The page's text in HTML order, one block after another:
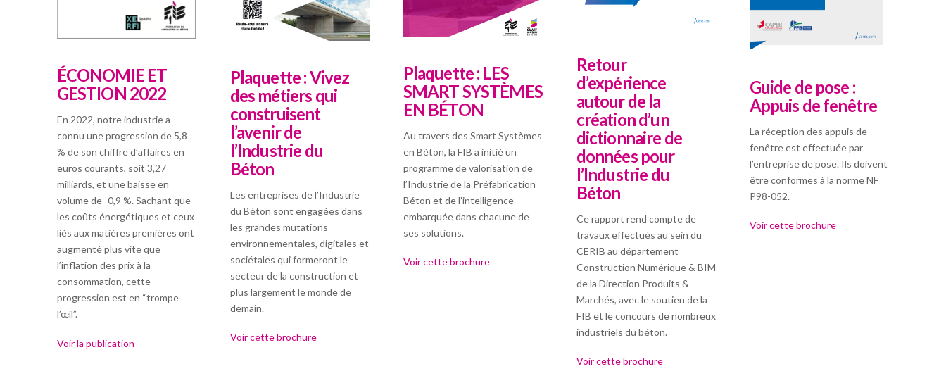
ÉCONOMIE ET
GESTION 2022
En 2022, notre industrie a
connu une progression de 5,8
% de son chiffre d’affaires en
euros courants, soit 3,27
milliards, et une baisse en
volume de -0,9 %. Sachant que
les coûts énergétiques et ceux
liés aux matières premières ont
augmenté plus vite que
l’inflation des prix à la
consommation, cette
progression est en “trompe
l’œil”.
Voir la publication
Plaquette : Vivez
des métiers qui
construisent
l’avenir de
l’Industrie du
Béton
Les entreprises de l’Industrie
du Béton sont engagées dans
les grandes mutations
environnementales, digitales et
sociétales qui formeront le
secteur de la construction et
plus largement le monde de
demain.
Voir cette brochure
Plaquette : LES
SMART SYSTÈMES
EN BÉTON
Au travers des Smart Systèmes
en Béton, la FIB a initié un
programme de valorisation de
l’Industrie de la Préfabrication
Béton et de l’intelligence
embarquée dans chacune de
ses solutions.
Voir cette brochure
Retour
d’expérience
autour de la
création d’un
dictionnaire de
données pour
l’Industrie du
Béton
Ce rapport rend compte de
travaux effectués au sein du
CERIB au département
Construction Numérique & BIM
de la Direction Produits &
Marchés, avec le soutien de la
FIB et le concours de nombreux
industriels du béton.
Voir cette brochure
Guide de pose :
Appuis de fenêtre
La réception des appuis de
fenêtre est effectuée par
l’entreprise de pose. Ils doivent
être conformes à la norme NF
P98-052.
Voir cette brochure